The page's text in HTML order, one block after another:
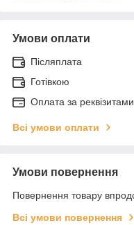
Умови оплати
Післяплата
Готівкою
Оплата за реквізитами
Всі умови оплати
Умови повернення
Повернення товару
Всі умови повернення